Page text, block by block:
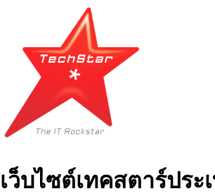
เว็บไซต์เทคสตาร์ประ